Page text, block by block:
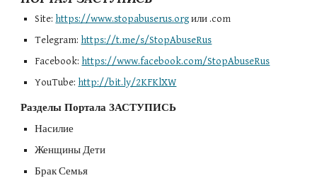
Site: https://www.stopabuserus.org или .com
Telegram: https://t.me/s/StopAbuseRus
Facebook: https://www.facebook.com/StopAbuseRus
YouTube: http://bit.ly/2KFKlXW
Разделы Портала ЗАСТУПИСЬ
Насилие
Женщины Дети
Брак Семья